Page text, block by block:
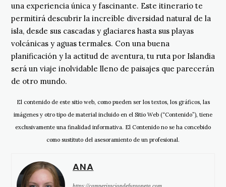
una experiencia única y fascinante. Este itinerario te
permitirá descubrir la increíble diversidad natural de la
isla, desde sus cascadas y glaciares hasta sus playas
volcánicas y aguas termales. Con una buena
planificación y la actitud de aventura, tu ruta por Islandia
será un viaje inolvidable lleno de paisajes que parecerán
de otro mundo.
El contenido de este sitio web, como pueden ser los textos, los gráficos, las
imágenes y otro tipo de material incluido en el Sitio Web (“Contenido”), tiene
exclusivamente una finalidad informativa. El Contenido no se ha concebido
como sustituto del asesoramiento de un profesional.
ANA
https://camperizaciondefurgoneta.com